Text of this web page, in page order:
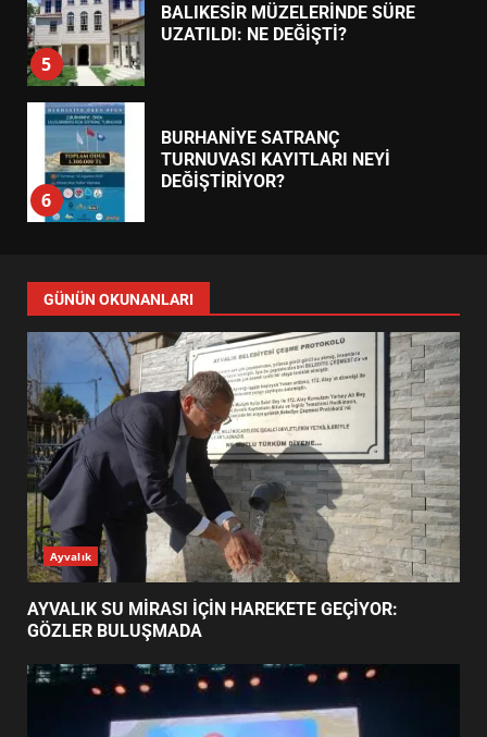
5
BALIKESİR MÜZELERİNDE SÜRE
UZATILDI: NE DEĞİŞTİ?
6
BURHANİYE SATRANÇ
TURNUVASI KAYITLARI NEYİ
DEĞİŞTİRİYOR?
7
YENİ YÖNETİM NASIL
ŞEKİLLENDİ?
1
AYVALIK SU MİRASI İÇİN
HAREKETE GEÇİYOR: GÖZLER
BULUŞMADA
2
ESA 2026’DA TÜRK BAHARATI
NEYİ TEMSİL ETTİ?
EİB’DE KRİTİK ATAMA:
SÜRDÜRÜLEBİLİRLİKTE NE
DEĞİŞECEK?
GÜNÜN OKUNANLARI
Ayvalık
AYVALIK SU MİRASI İÇİN HAREKETE GEÇİYOR:
GÖZLER BULUŞMADA